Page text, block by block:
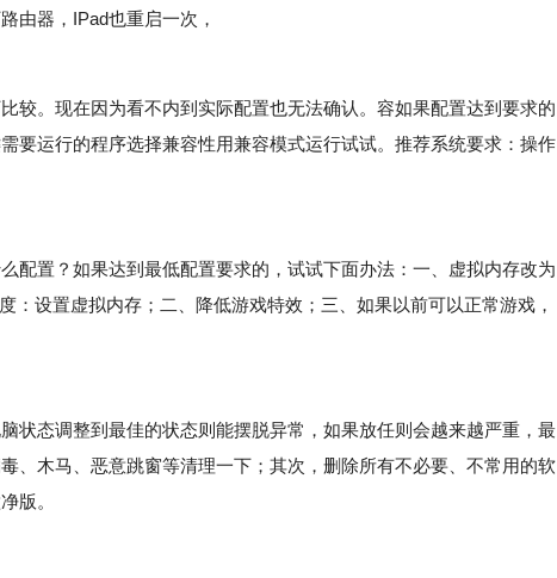
由器，IPad也重启一次，
。现在因为看不内到实际配置也无法确认。容如果配置达到要求的
要运行的程序选择兼容性用兼容模式运行试试。推荐系统要求：操作
置？如果达到最低配置要求的，试试下面办法：一、虚拟内存改为
：设置虚拟内存；二、降低游戏特效；三、如果以前可以正常游戏，
态调整到最佳的状态则能摆脱异常，如果放任则会越来越严重，最
、木马、恶意跳窗等清理一下；其次，删除所有不必要、不常用的软
版。